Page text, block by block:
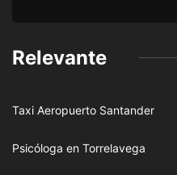
Relevante
Taxi Aeropuerto Santander
Psicóloga en Torrelavega